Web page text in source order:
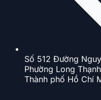
Số 512 Đường
Phường Long
Thành phố Hồ Chí